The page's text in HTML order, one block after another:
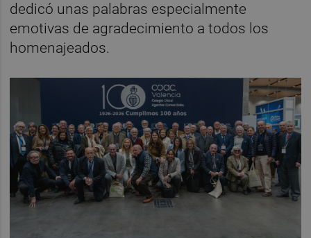
dedicó unas palabras especialmente
emotivas de agradecimiento a todos los
homenajeados.